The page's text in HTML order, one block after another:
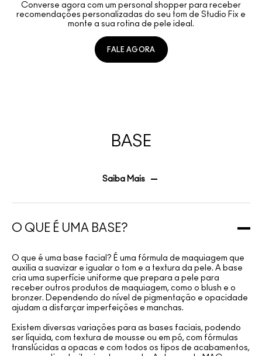
Converse agora com um personal shopper para receber
recomendações personalizadas do seu tom de Studio Fix e
monte a sua rotina de pele ideal.
FALE AGORA
BASE
Saiba Mais
O QUE É UMA BASE?
O que é uma base facial? É uma fórmula de maquiagem que
auxilia a suavizar e igualar o tom e a textura da pele. A base
cria uma superfície uniforme que prepara a pele para
receber outros produtos de maquiagem, como o blush e o
bronzer. Dependendo do nível de pigmentação e opacidade
ajudam a disfarçar imperfeições e manchas.
Existem diversas variações para as bases faciais, podendo
ser líquida, com textura de mousse ou em pó, com fórmulas
translúcidas a opacas e com todos os tipos de acabamentos,